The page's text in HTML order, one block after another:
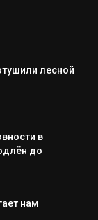
лесной
в
до
нам